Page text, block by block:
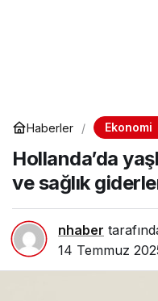
Haberler Ekonomi
Hollanda’da
ve sağlık
nhaber
14 Temmuz